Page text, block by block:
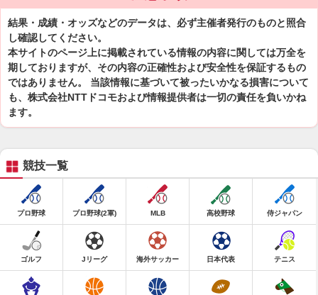
結果・成績・オッズなどのデータは、必ず主催者発行のものと照合
し確認してください。
本サイトのページ上に掲載されている情報の内容に関しては万全を
期しておりますが、その内容の正確性および安全性を保証するもの
ではありません。 当該情報に基づいて被ったいかなる損害について
も、株式会社NTTドコモおよび情報提供者は一切の責任を負いかね
ます。
競技一覧
プロ野球 プロ野球(2軍) MLB 高校野球 侍ジャパン
ゴルフ Jリーグ 海外サッカー 日本代表 テニス